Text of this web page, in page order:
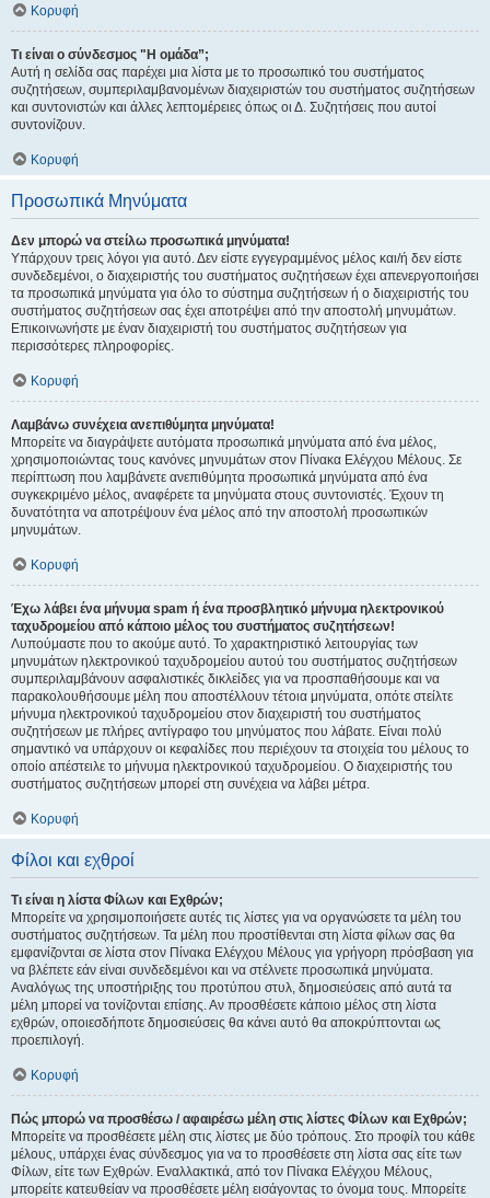
Κορυφή
Τι είναι ο σύνδεσμος "Η ομάδα”;
Αυτή η σελίδα σας παρέχει μια λίστα με το προσωπικό του συστήματος
συζητήσεων, συμπεριλαμβανομένων διαχειριστών του συστήματος συζητήσεων
και συντονιστών και άλλες λεπτομέρειες όπως οι Δ. Συζητήσεις που αυτοί
συντονίζουν.
Κορυφή
Προσωπικά Μηνύματα
Δεν μπορώ να στείλω προσωπικά μηνύματα!
Υπάρχουν τρεις λόγοι για αυτό. Δεν είστε εγγεγραμμένος μέλος και/ή δεν είστε
συνδεδεμένοι, ο διαχειριστής του συστήματος συζητήσεων έχει απενεργοποιήσει
τα προσωπικά μηνύματα για όλο το σύστημα συζητήσεων ή ο διαχειριστής του
συστήματος συζητήσεων σας έχει αποτρέψει από την αποστολή μηνυμάτων.
Επικοινωνήστε με έναν διαχειριστή του συστήματος συζητήσεων για
περισσότερες πληροφορίες.
Κορυφή
Λαμβάνω συνέχεια ανεπιθύμητα μηνύματα!
Μπορείτε να διαγράψετε αυτόματα προσωπικά μηνύματα από ένα μέλος,
χρησιμοποιώντας τους κανόνες μηνυμάτων στον Πίνακα Ελέγχου Μέλους. Σε
περίπτωση που λαμβάνετε ανεπιθύμητα προσωπικά μηνύματα από ένα
συγκεκριμένο μέλος, αναφέρετε τα μηνύματα στους συντονιστές. Έχουν τη
δυνατότητα να αποτρέψουν ένα μέλος από την αποστολή προσωπικών
μηνυμάτων.
Κορυφή
Έχω λάβει ένα μήνυμα spam ή ένα προσβλητικό μήνυμα ηλεκτρονικού
ταχυδρομείου από κάποιο μέλος του συστήματος συζητήσεων!
Λυπούμαστε που το ακούμε αυτό. Το χαρακτηριστικό λειτουργίας των
μηνυμάτων ηλεκτρονικού ταχυδρομείου αυτού του συστήματος συζητήσεων
συμπεριλαμβάνουν ασφαλιστικές δικλείδες για να προσπαθήσουμε και να
παρακολουθήσουμε μέλη που αποστέλλουν τέτοια μηνύματα, οπότε στείλτε
μήνυμα ηλεκτρονικού ταχυδρομείου στον διαχειριστή του συστήματος
συζητήσεων με πλήρες αντίγραφο του μηνύματος που λάβατε. Είναι πολύ
σημαντικό να υπάρχουν οι κεφαλίδες που περιέχουν τα στοιχεία του μέλους το
οποίο απέστειλε το μήνυμα ηλεκτρονικού ταχυδρομείου. Ο διαχειριστής του
συστήματος συζητήσεων μπορεί στη συνέχεια να λάβει μέτρα.
Κορυφή
Φίλοι και εχθροί
Τι είναι η λίστα Φίλων και Εχθρών;
Μπορείτε να χρησιμοποιήσετε αυτές τις λίστες για να οργανώσετε τα μέλη του
συστήματος συζητήσεων. Τα μέλη που προστίθενται στη λίστα φίλων σας θα
εμφανίζονται σε λίστα στον Πίνακα Ελέγχου Μέλους για γρήγορη πρόσβαση για
να βλέπετε εάν είναι συνδεδεμένοι και να στέλνετε προσωπικά μηνύματα.
Αναλόγως της υποστήριξης του προτύπου στυλ, δημοσιεύσεις από αυτά τα
μέλη μπορεί να τονίζονται επίσης. Αν προσθέσετε κάποιο μέλος στη λίστα
εχθρών, οποιεσδήποτε δημοσιεύσεις θα κάνει αυτό θα αποκρύπτονται ως
προεπιλογή.
Κορυφή
Πώς μπορώ να προσθέσω / αφαιρέσω μέλη στις λίστες Φίλων και Εχθρών;
Μπορείτε να προσθέσετε μέλη στις λίστες με δύο τρόπους. Στο προφίλ του κάθε
μέλους, υπάρχει ένας σύνδεσμος για να το προσθέσετε στη λίστα σας είτε των
Φίλων, είτε των Εχθρών. Εναλλακτικά, από τον Πίνακα Ελέγχου Μέλους,
μπορείτε κατευθείαν να προσθέσετε μέλη εισάγοντας το όνομα τους. Μπορείτε